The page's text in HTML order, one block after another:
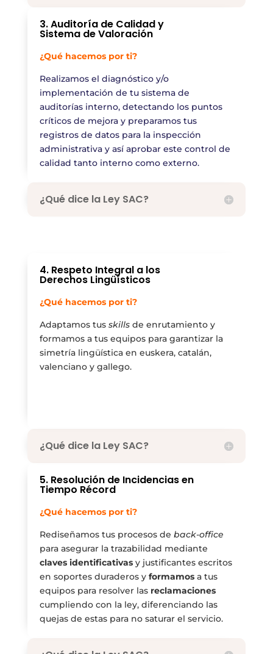
3. Auditoría de Calidad y
Sistema de Valoración
¿Qué hacemos por ti?
Realizamos el diagnóstico y/o
implementación de tu sistema de
auditorías interno, detectando los puntos
críticos de mejora y preparamos tus
registros de datos para la inspección
administrativa y así aprobar este control de
calidad tanto interno como externo.
¿Qué dice la Ley SAC?
4. Respeto Integral a los
Derechos Lingüísticos
¿Qué hacemos por ti?
Adaptamos tus skillsde enrutamiento y
formamos a tus equipos para garantizar la
simetría lingüística en euskera, catalán,
valenciano y gallego.
¿Qué dice la Ley SAC?
5. Resolución de Incidencias en
Tiempo Récord
¿Qué hacemos por ti?
Rediseñamos tus procesos de back-office
para asegurar la trazabilidad mediante
claves identificativasy justificantes escritos
en soportes duraderos y formamosa tus
equipos para resolver las reclamaciones
cumpliendo con la ley, diferenciando las
quejas de estas para no saturar el servicio.